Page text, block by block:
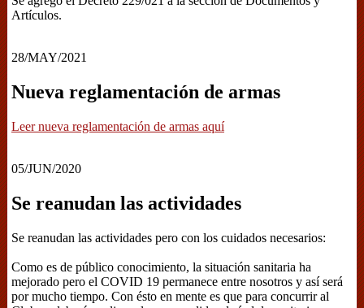
Artículos.
28/MAY/2021
Nueva reglamentación de armas
Leer nueva reglamentación de armas aquí
05/JUN/2020
Se reanudan las actividades
Se reanudan las actividades pero con los cuidados necesarios:
Como es de público conocimiento, la situación sanitaria ha
mejorado pero el COVID 19 permanece entre nosotros y así será
por mucho tiempo. Con ésto en mente es que para concurrir al